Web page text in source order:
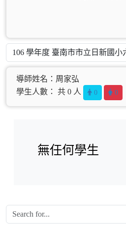
導師姓名：周家弘
學生人數： 共 0 人
0 0
無任何學生